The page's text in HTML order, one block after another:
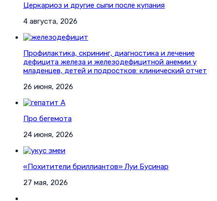
Церкариоз и другие сыпи после купания
4 августа, 2026
Профилактика, скрининг, диагностика и лечение
дефицита железа и железодефицитной анемии у
младенцев, детей и подростков: клинический отчет
26 июня, 2026
Про бегемота
24 июня, 2026
«Похитители бриллиантов» Луи Бусинар
27 мая, 2026